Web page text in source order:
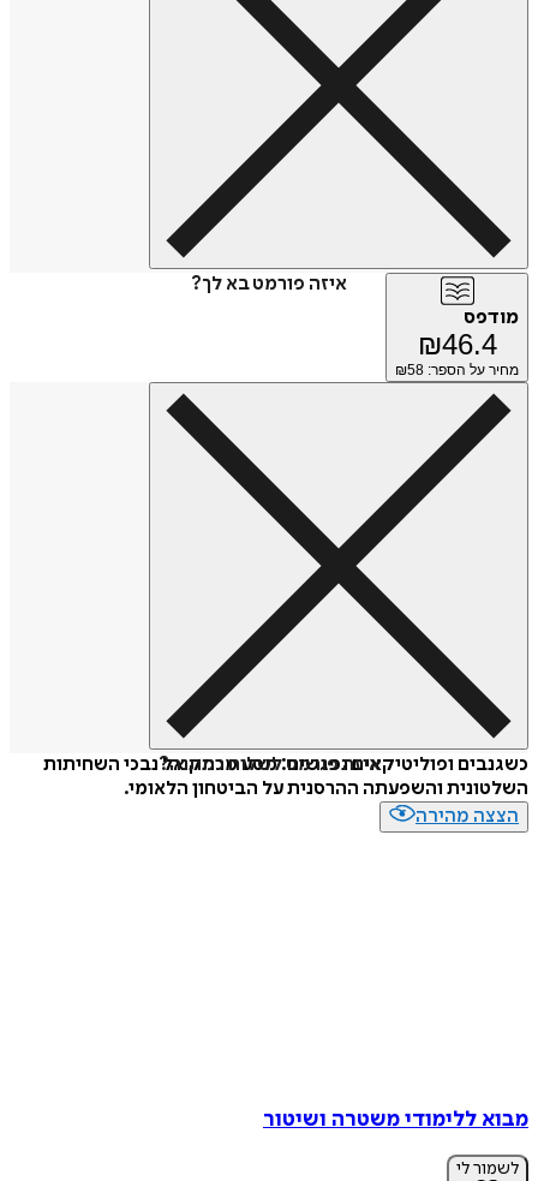
איזה פורמט בא לך?
מודפס
₪46.4
מחיר על הספר: ₪ 58
איזה פורמט לשלוח כמתנה?
כשגנבים ופוליטיקאים נפגשים: מסע מרתק אל נבכי השחיתות
השלטונית והשפעתה ההרסנית על הביטחון הלאומי.
הצצה מהירה
מבוא ללימודי משטרה ושיטור
לשמור לי